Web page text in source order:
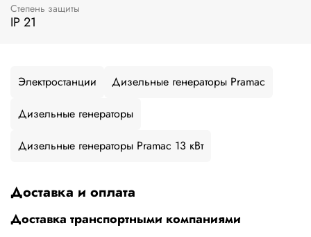
Степень защиты
IP 21
Электростанции
Дизельные генераторы Pramac
Дизельные генераторы
Дизельные генераторы Pramac 13 кВт
Доставка и оплата
Доставка транспортными компаниями